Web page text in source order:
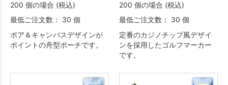
200 個の場合 (税込)
最低ご注文数： 30 個
ボア＆キャンバスデザインが
ポイントの舟型ポーチです。
200 個の場合 (税込)
最低ご注文数： 30 個
定番のカジノチップ風デザイ
ンを採用したゴルフマーカー
です。